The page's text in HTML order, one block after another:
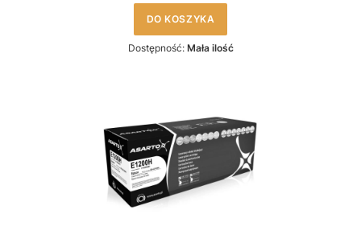
DO KOSZYKA
Dostępność: Mała ilość